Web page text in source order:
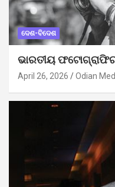
ଦେଶ-ବିଦେଶ
ଭାରତୀୟ
April 26, 2026 Odian